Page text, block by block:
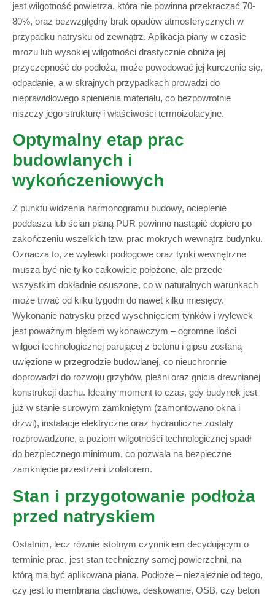
jest wilgotność powietrza, która nie powinna przekraczać 70-
80%, oraz bezwzględny brak opadów atmosferycznych w
przypadku natrysku od zewnątrz. Aplikacja piany w czasie
mrozu lub wysokiej wilgotności drastycznie obniża jej
przyczepność do podłoża, może powodować jej kurczenie się,
odpadanie, a w skrajnych przypadkach prowadzi do
nieprawidłowego spienienia materiału, co bezpowrotnie
niszczy jego strukturę i właściwości termoizolacyjne.
Optymalny etap prac
budowlanych i
wykończeniowych
Z punktu widzenia harmonogramu budowy, ocieplenie
poddasza lub ścian pianą PUR powinno nastąpić dopiero po
zakończeniu wszelkich tzw. prac mokrych wewnątrz budynku.
Oznacza to, że wylewki podłogowe oraz tynki wewnętrzne
muszą być nie tylko całkowicie położone, ale przede
wszystkim dokładnie osuszone, co w naturalnych warunkach
może trwać od kilku tygodni do nawet kilku miesięcy.
Wykonanie natrysku przed wyschnięciem tynków i wylewek
jest poważnym błędem wykonawczym – ogromne ilości
wilgoci technologicznej parującej z betonu i gipsu zostaną
uwięzione w przegrodzie budowlanej, co nieuchronnie
doprowadzi do rozwoju grzybów, pleśni oraz gnicia drewnianej
konstrukcji dachu. Idealny moment to czas, gdy budynek jest
już w stanie surowym zamkniętym (zamontowano okna i
drzwi), instalacje elektryczne oraz hydrauliczne zostały
rozprowadzone, a poziom wilgotności technologicznej spadł
do bezpiecznego minimum, co pozwala na bezpieczne
zamknięcie przestrzeni izolatorem.
Stan i przygotowanie podłoża
przed natryskiem
Ostatnim, lecz równie istotnym czynnikiem decydującym o
terminie prac, jest stan techniczny samej powierzchni, na
którą ma być aplikowana piana. Podłoże – niezależnie od tego,
czy jest to membrana dachowa, deskowanie, OSB, czy beton